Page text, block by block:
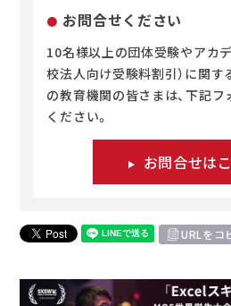
お問合せください
10名様以上の団体受験やアカ
校法人向け受験料割引）に関
の教育機関の皆さまは、下記
ください。
お問合せは
URLをコ